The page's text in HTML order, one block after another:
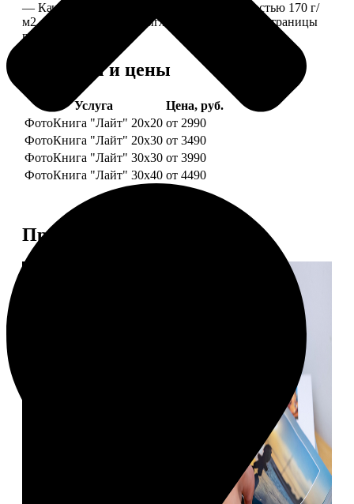
— Качественная мелованная бумага плотностью 170 г/
м2, то есть страницы выглядят, как плотные страницы
глянцевого журнала.
Форматы и цены
Услуга
Цена, руб.
ФотоКнига "Лайт" 20x20 от 2990
ФотоКнига "Лайт" 20x30 от 3490
ФотоКнига "Лайт" 30x30 от 3990
ФотоКнига "Лайт" 30x40 от 4490
Примеры работ